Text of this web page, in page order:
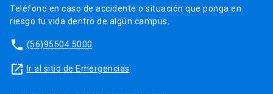
Teléfono en caso de accidente o situación que ponga en
riesgo tu vida dentro de algún campus.
phone (56)95504 5000
launch Ir al sitio de Emergencias